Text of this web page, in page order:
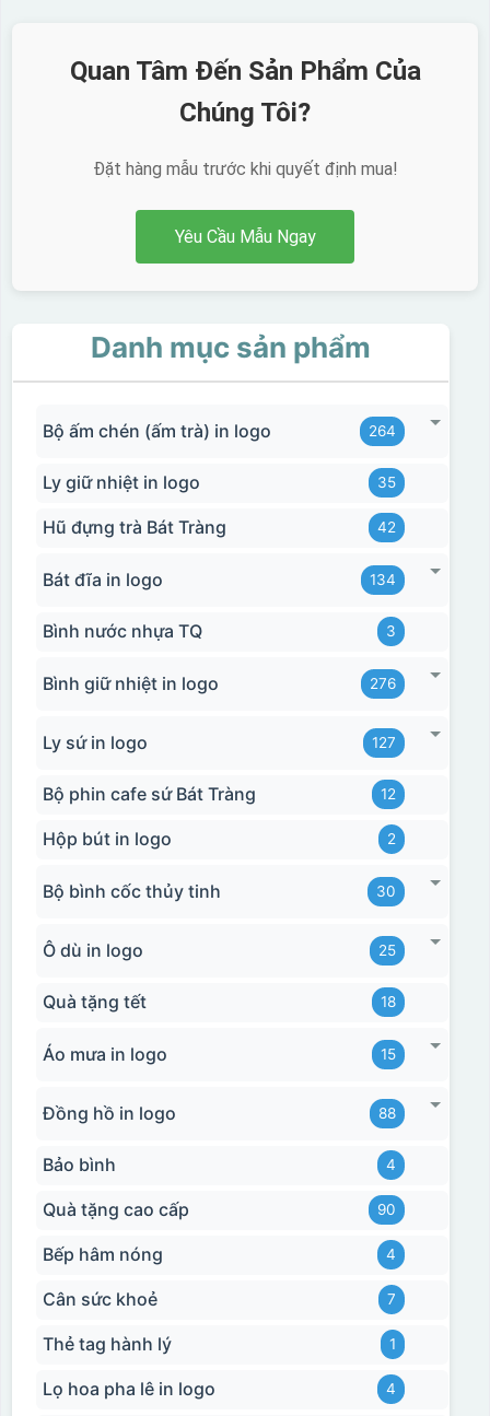
đây là kiểu hộp quay xách lót lụa chỉ khác là thêm quai
thêm tiền
Quan Tâm Đến Sản Phẩm Của
Chúng Tôi?
Đặt hàng mẫu trước khi quyết định mua!
Yêu Cầu Mẫu Ngay
Danh mục sản phẩm
Bộ ấm chén (ấm trà) in logo 264
Ly giữ nhiệt in logo 35
Hũ đựng trà Bát Tràng 42
Bát đĩa in logo 134
Bình nước nhựa TQ 3
Bình giữ nhiệt in logo 276
Ly sứ in logo 127
Bộ phin cafe sứ Bát Tràng 12
Hộp bút in logo 2
Bộ bình cốc thủy tinh 30
Ô dù in logo 25
Quà tặng tết 18
Áo mưa in logo 15
Đồng hồ in logo 88
Bảo bình 4
Quà tặng cao cấp 90
Bếp hâm nóng 4
Cân sức khoẻ 7
Thẻ tag hành lý 1
Lọ hoa pha lê in logo 4